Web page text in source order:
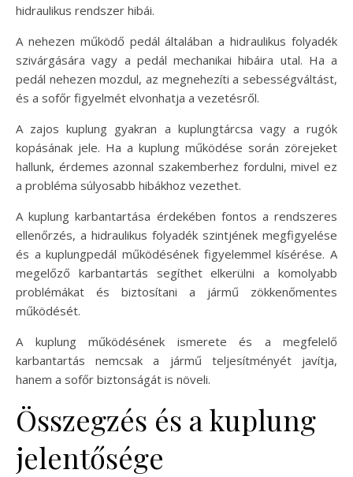
hidraulikus rendszer hibái.
A nehezen működő pedál általában a hidraulikus folyadék
szivárgására vagy a pedál mechanikai hibáira utal. Ha a
pedál nehezen mozdul, az megnehezíti a sebességváltást,
és a sofőr figyelmét elvonhatja a vezetésről.
A zajos kuplung gyakran a kuplungtárcsa vagy a rugók
kopásának jele. Ha a kuplung működése során zörejeket
hallunk, érdemes azonnal szakemberhez fordulni, mivel ez
a probléma súlyosabb hibákhoz vezethet.
A kuplung karbantartása érdekében fontos a rendszeres
ellenőrzés, a hidraulikus folyadék szintjének megfigyelése
és a kuplungpedál működésének figyelemmel kísérése. A
megelőző karbantartás segíthet elkerülni a komolyabb
problémákat és biztosítani a jármű zökkenőmentes
működését.
A kuplung működésének ismerete és a megfelelő
karbantartás nemcsak a jármű teljesítményét javítja,
hanem a sofőr biztonságát is növeli.
Összegzés és a kuplung
jelentősége